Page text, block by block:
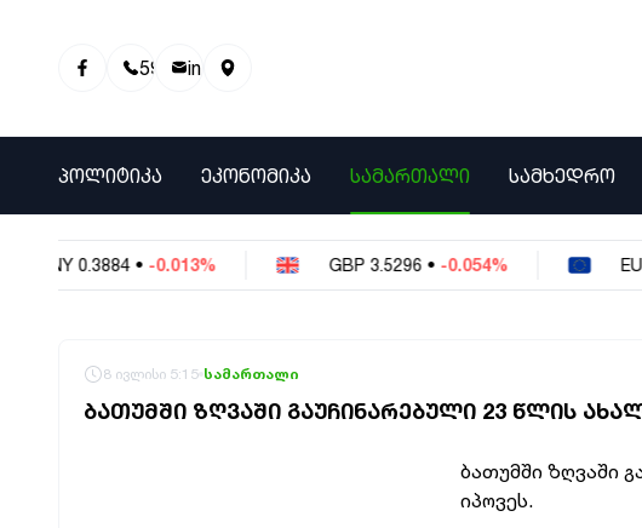
595 01 81 00info@info9.ge
ᲞᲝᲚᲘᲢᲘᲙᲐ ᲔᲙᲝᲜᲝᲛᲘᲙᲐ ᲡᲐᲛᲐᲠᲗᲐᲚᲘ ᲡᲐᲛᲮᲔᲓᲠᲝ
0.3884 • -0.013% GBP 3.5296 • -0.054% EUR
8 ივლისი 5:15 სამართალი
ᲑᲐᲗᲣᲛᲨᲘ ᲖᲦᲕᲐᲨᲘ ᲒᲐᲣᲩᲘᲜᲐᲠᲔᲑᲣᲚᲘ 23 ᲬᲚᲘᲡ
ბათუმში ზღვაში
იპოვეს.